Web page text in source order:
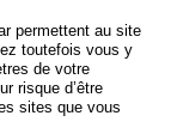
ACCIDENTS DE
permettent au site
toutefois vous y
de votre
risque d’être
sites que vous